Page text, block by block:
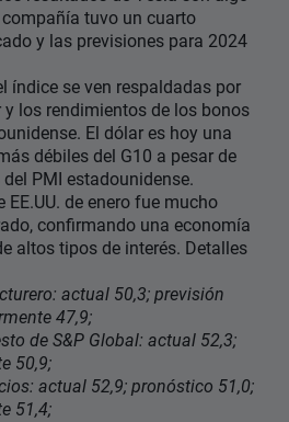
compañía tuvo un cuarto
y las previsiones para 2024
índice se ven respaldadas por
los rendimientos de los bonos
El dólar es hoy una
débiles del G10 a pesar de
PMI estadounidense.
EE.UU. de enero fue mucho
confirmando una economía
altos tipos de interés. Detalles
actual 50,3; previsión
47,9;
de S&P Global: actual 52,3;
50,9;
actual 52,9; pronóstico 51,0;
51,4;